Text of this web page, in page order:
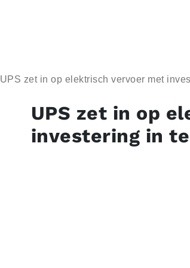
UPS zet in op elektrisch vervoer met
UPS zet in op
investering in